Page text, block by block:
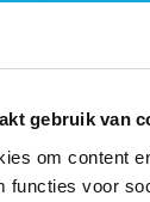
gebruik van
om content
functies voor
jouw
over het